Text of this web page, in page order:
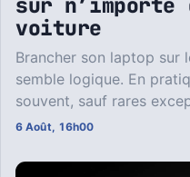
voiture
Brancher son laptop sur
semble logique. En
souvent, sauf rares
6 Août, 16h00